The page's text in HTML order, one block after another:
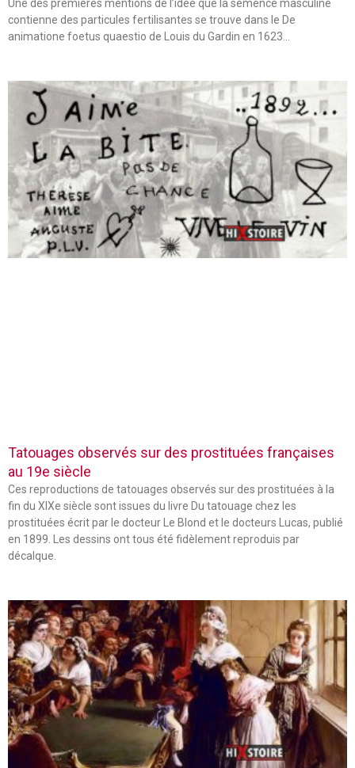
Une des premières mentions de l’idée que la semence masculine
contienne des particules fertilisantes se trouve dans le De
animatione foetus quaestio de Louis du Gardin en 1623…
Tatouages observés sur des prostituées françaises
au 19e siècle
Ces reproductions de tatouages observés sur des prostituées à la
fin du XIXe siècle sont issues du livre Du tatouage chez les
prostituées écrit par le docteur Le Blond et le docteurs Lucas, publié
en 1899. Les dessins ont tous été fidèlement reproduis par
décalque.